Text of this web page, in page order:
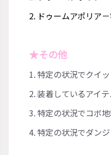
2. ドゥームアポリア
★その他
1. 特定の状況でクイ
2. 装着しているアイ
3. 特定の状況でコボ
4. 特定の状況でダン